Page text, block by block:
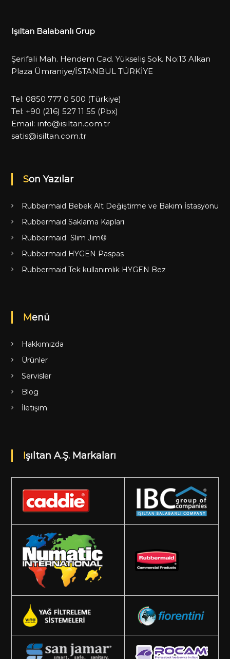
Işıltan Balabanlı Grup
Şerifali Mah. Hendem Cad. Yükseliş Sok. No:13 Alkan
Plaza Ümraniye/İSTANBUL TÜRKİYE
Tel: 0850 777 0 500 (Türkiye)
Tel: +90 (216) 527 11 55 (Pbx)
Email: info@isiltan.com.tr
satis@isiltan.com.tr
Son Yazılar
Rubbermaid Bebek Alt Değiştirme ve Bakım İstasyonu
Rubbermaid Saklama Kapları
Rubbermaid Slim Jim®
Rubbermaid HYGEN Paspas
Rubbermaid Tek kullanımlık HYGEN Bez
Menü
Hakkımızda
Ürünler
Servisler
Blog
İletişim
Işıltan A.Ş. Markaları